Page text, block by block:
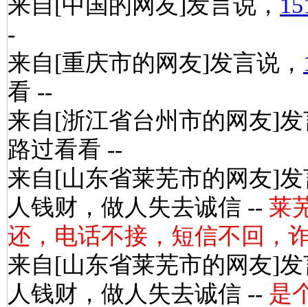
来自[中国的网友]发言说，
-
来自[重庆市的网友]发言说，
看 --
来自[浙江省台州市的网友]
路过看看 --
来自[山东省莱芜市的网友]
人钱财，做人失去诚信 -- 莱
还，电话不接，短信不回，
来自[山东省莱芜市的网友]
人钱财，做人失去诚信 -- 是